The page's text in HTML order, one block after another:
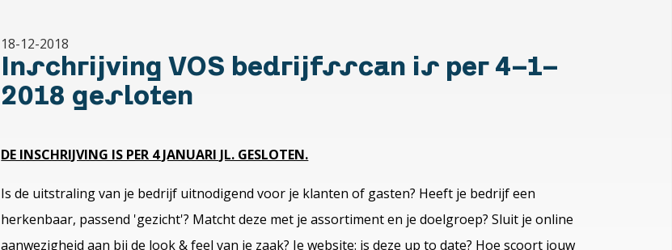
18-12-2018
Inschrijving VOS bedrijfsscan is per 4-1-
2018 gesloten
DE INSCHRIJVING IS PER 4 JANUARI JL. GESLOTEN.
Is de uitstraling van je bedrijf uitnodigend voor je klanten of gasten? Heeft je bedrijf een
herkenbaar, passend 'gezicht'? Matcht deze met je assortiment en je doelgroep? Sluit je online
aanwezigheid aan bij de look & feel van je zaak? Je website: is deze up to date? Hoe scoort jouw